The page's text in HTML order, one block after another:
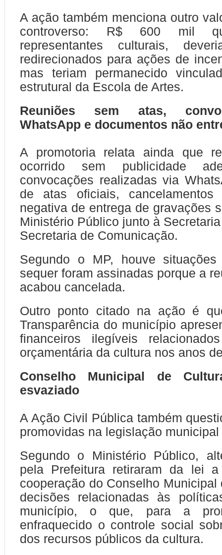
A ação também menciona outro
controverso: R$ 600 mil
representantes culturais,
redirecionados para ações de
mas teriam permanecido
estrutural da Escola de Artes.
Reuniões sem atas,
WhatsApp e documentos não
A promotoria relata ainda que
ocorrido sem publicidade
convocações realizadas via
de atas oficiais, cancelamentos
negativa de entrega de gravações
Ministério Público junto à
Secretaria de Comunicação.
Segundo o MP, houve
sequer foram assinadas porque a
acabou cancelada.
Outro ponto citado na ação é
Transparência do município
financeiros ilegíveis
orçamentária da cultura nos anos
Conselho Municipal de
esvaziado
A Ação Civil Pública também
promovidas na legislação
Segundo o Ministério Público,
pela Prefeitura retiraram da lei
cooperação do Conselho Municipal
decisões relacionadas às
município, o que, para a
enfraquecido o controle social
dos recursos públicos da cultura.